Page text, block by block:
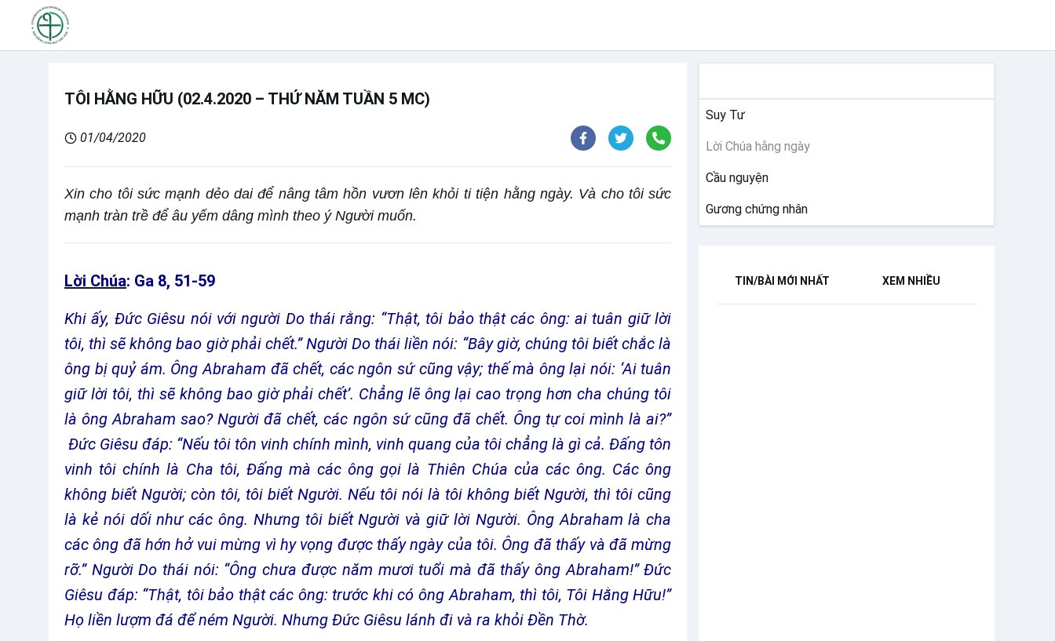
TÔI HẰNG HỮU (02.4.2020 – THỨ NĂM TUẦN 5 MC)
01/04/2020
Xin cho tôi sức mạnh dẻo dai để nâng tâm hồn vươn lên khỏi ti tiện hằng ngày. Và cho tôi sức
mạnh tràn trề để âu yếm dâng mình theo ý Người muốn.
Lời Chúa: Ga 8, 51-59
Khi ấy, Đức Giêsu nói với người Do thái rằng: “Thật, tôi bảo thật các ông: ai tuân giữ lời
tôi, thì sẽ không bao giờ phải chết.” Người Do thái liền nói: “Bây giờ, chúng tôi biết chắc là
ông bị quỷ ám. Ông Abraham đã chết, các ngôn sứ cũng vậy; thế mà ông lại nói: ‘Ai tuân
giữ lời tôi, thì sẽ không bao giờ phải chết’. Chẳng lẽ ông lại cao trọng hơn cha chúng tôi
là ông Abraham sao? Người đã chết, các ngôn sứ cũng đã chết. Ông tự coi mình là ai?”
Đức Giêsu đáp: “Nếu tôi tôn vinh chính mình, vinh quang của tôi chẳng là gì cả. Đấng tôn
vinh tôi chính là Cha tôi, Đấng mà các ông gọi là Thiên Chúa của các ông. Các ông
không biết Người; còn tôi, tôi biết Người. Nếu tôi nói là tôi không biết Người, thì tôi cũng
là kẻ nói dối như các ông. Nhưng tôi biết Người và giữ lời Người. Ông Abraham là cha
các ông đã hớn hở vui mừng vì hy vọng được thấy ngày của tôi. Ông đã thấy và đã mừng
rỡ.” Người Do thái nói: “Ông chưa được năm mươi tuổi mà đã thấy ông Abraham!” Đức
Giêsu đáp: “Thật, tôi bảo thật các ông: trước khi có ông Abraham, thì tôi, Tôi Hằng Hữu!”
Họ liền lượm đá để ném Người. Nhưng Đức Giêsu lánh đi và ra khỏi Đền Thờ.
Suy Tư
Lời Chúa hằng ngày
Cầu nguyện
Gương chứng nhân
TIN/BÀI MỚI NHẤT XEM NHIỀU